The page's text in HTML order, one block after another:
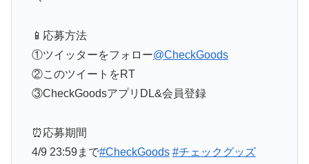
📱応募方法
①ツイッターをフォロー@CheckGoods
②このツイートをRT
③CheckGoodsアプリDL&会員登録
⏰応募期間
4/9 23:59まで#CheckGoods #チェックグッズ